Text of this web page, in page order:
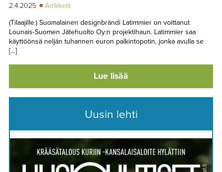
2.4.2025
Artikkelit
(Tilaajille.) Suomalainen designbrändi Latimmier on voittanut
Lounais-Suomen Jätehuolto Oy:n projektihaun. Latimmier saa
käyttöönsä neljän tuhannen euron palkintopotin, jonka avulla se
[…]
Lue lisää
Uusin lehti